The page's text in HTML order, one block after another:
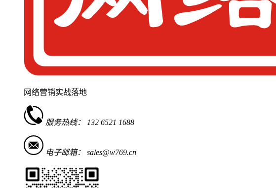
网络营销实战落地
服务热线： 132 6521 1688
电子邮箱： sales@w769.cn